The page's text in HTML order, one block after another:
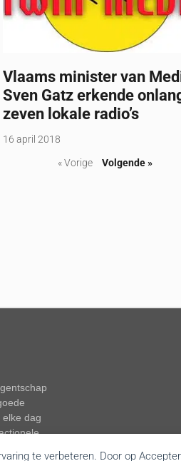
te verbeteren. Door op
Vlaams minister van
Sven Gatz erkende
zeven lokale radio’s
16 april 2018
« Vorige Volgende »
dag